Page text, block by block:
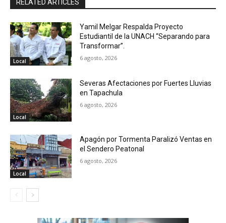
RELATED ARTICLES
Local
Yamil Melgar Respalda Proyecto
Estudiantil de la UNACH “Separando para
Transformar”.
6 agosto, 2026
Local
Severas Afectaciones por Fuertes Lluvias
en Tapachula
6 agosto, 2026
Local
Apagón por Tormenta Paralizó Ventas en
el Sendero Peatonal
6 agosto, 2026